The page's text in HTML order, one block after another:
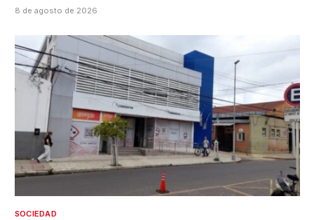
8 de agosto de 2026
SOCIEDAD